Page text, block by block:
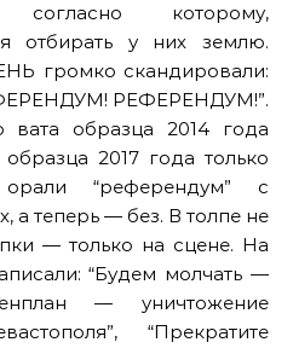
согласно которому,
отбирать у них землю.
громко скандировали:
РЕФЕРЕНДУМ!”.
вата образца 2014 года
2017 года только
“референдум” с
а теперь — без. В толпе не
— только на сцене. На
“Будем молчать —
— уничтожение
“Прекратите